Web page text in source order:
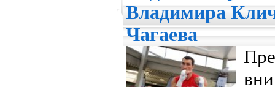
Владимира
Чагаева